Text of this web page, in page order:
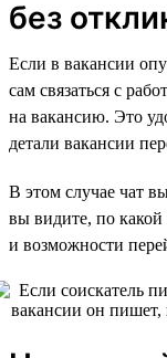
без
Если в вакансии
сам связаться с
на вакансию. Это
детали вакансии
В этом случае чат
вы видите, по какой
и возможности